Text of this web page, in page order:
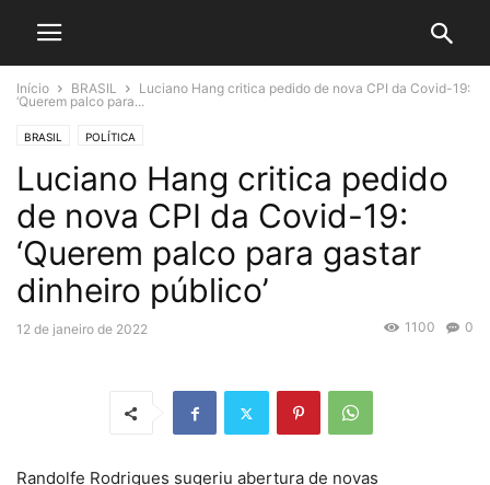
Início BRASIL
Luciano Hang critica pedido de nova CPI da Covid-19:
‘Querem palco para...
BRASIL POLÍTICA
Luciano Hang critica pedido
de nova CPI da Covid-19:
‘Querem palco para gastar
dinheiro público’
12 de janeiro de 2022 0
1100
Randolfe Rodrigues sugeriu abertura de novas